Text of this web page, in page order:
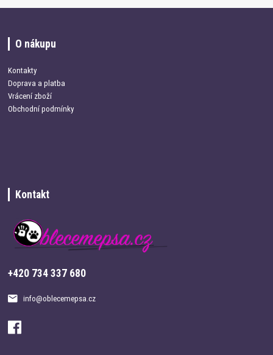
O nákupu
Kontakty
Doprava a platba
Vrácení zboží
Obchodní podmínky
Kontakt
+420 734 337 680
info@oblecemepsa.cz